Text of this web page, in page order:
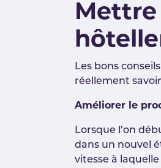
Les bons
réellement
Améliorer le
Lorsque l’on
dans un nouvel
vitesse à